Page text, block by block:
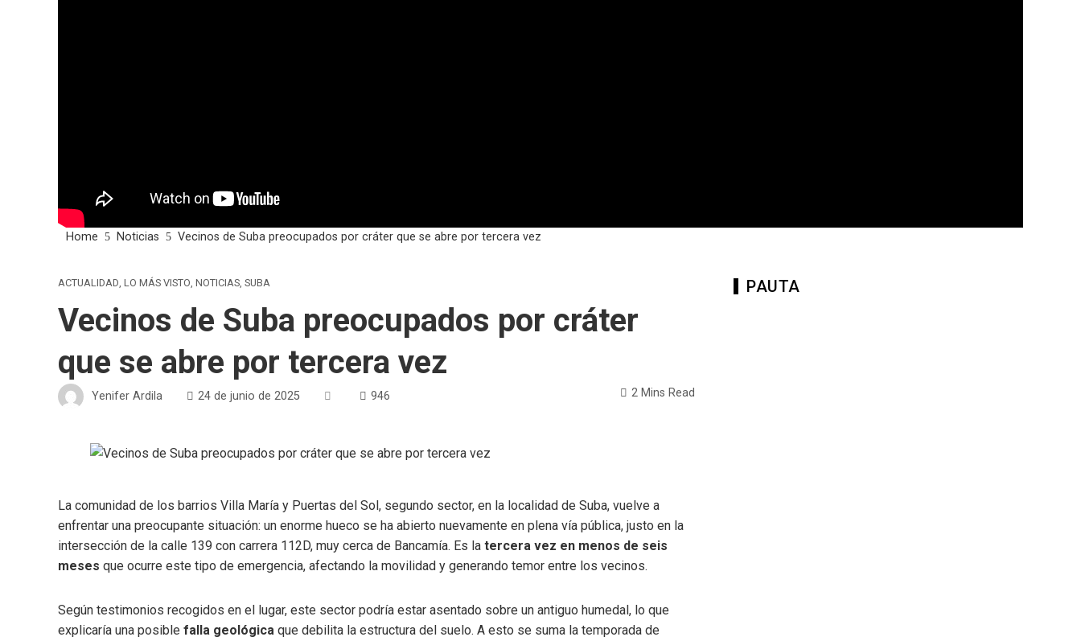
Home Noticias Vecinos de Suba preocupados por cráter que se abre por tercera vez
ACTUALIDAD, LO MÁS VISTO, NOTICIAS, SUBA
Vecinos de Suba preocupados por cráter
que se abre por tercera vez
Yenifer Ardila 24 de junio de 2025 946 2 Mins Read
La comunidad de los barrios Villa María y Puertas del Sol, segundo sector, en la localidad de Suba, vuelve a
enfrentar una preocupante situación: un enorme hueco se ha abierto nuevamente en plena vía pública, justo en la
intersección de la calle 139 con carrera 112D, muy cerca de Bancamía. Es la tercera vez en menos de seis
meses que ocurre este tipo de emergencia, afectando la movilidad y generando temor entre los vecinos.
Según testimonios recogidos en el lugar, este sector podría estar asentado sobre un antiguo humedal, lo que
explicaría una posible falla geológica que debilita la estructura del suelo. A esto se suma la temporada de
PAUTA